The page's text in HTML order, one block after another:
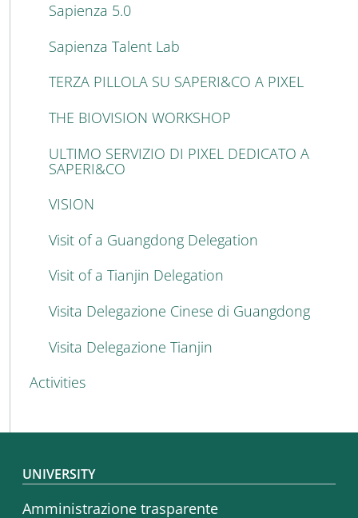
Sapienza 5.0
Sapienza Talent Lab
TERZA PILLOLA SU SAPERI&CO A PIXEL
THE BIOVISION WORKSHOP
ULTIMO SERVIZIO DI PIXEL DEDICATO A
SAPERI&CO
VISION
Visit of a Guangdong Delegation
Visit of a Tianjin Delegation
Visita Delegazione Cinese di Guangdong
Visita Delegazione Tianjin
Activities
Footer menu
UNIVERSITY
Amministrazione trasparente